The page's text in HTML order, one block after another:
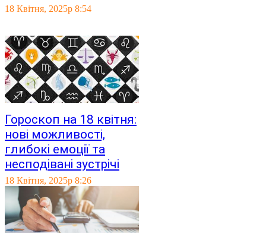
18 Квітня, 2025р 8:54
Гороскоп на 18 квітня:
нові можливості,
глибокі емоції та
несподівані зустрічі
18 Квітня, 2025р 8:26